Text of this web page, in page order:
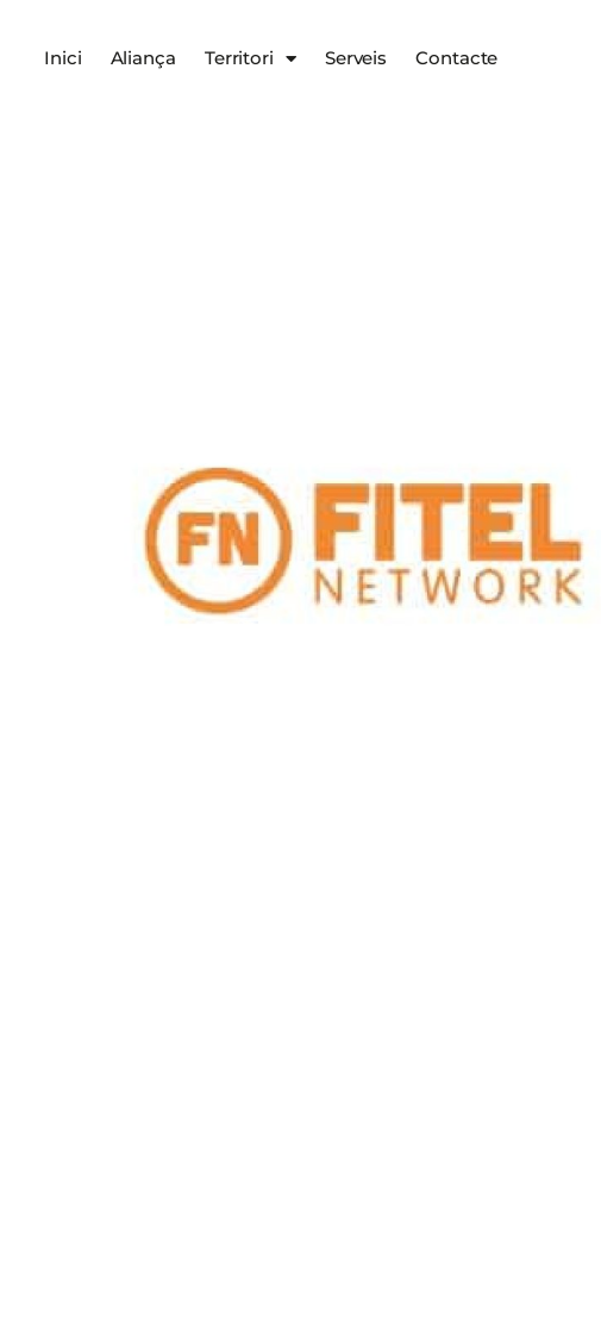
Inici Aliança Territori Serveis Contacte